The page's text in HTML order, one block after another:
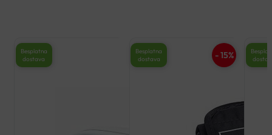
Besplatna
dostava
- 15%
Besplatna
dostava